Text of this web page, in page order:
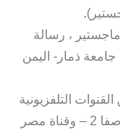
، رسالة
ذمار- اليمن
التلفزيونية
، مثل : قناة الجزيرة مباشر – وقناة صفا 2 – وقناة مصر